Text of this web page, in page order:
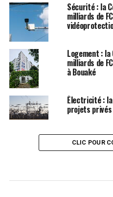
Sécurité : la
milliards de
Logement : la
milliards de
à Bouaké
Électricité :
projets
CLIC POUR